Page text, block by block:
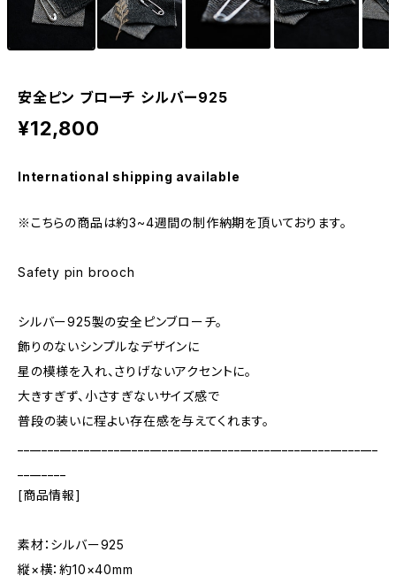
安全ピン ブローチ シルバー925
¥12,800
International shipping available
※こちらの商品は約3~4週間の制作納期を頂いております。
Safety pin brooch
シルバー925製の安全ピンブローチ。
飾りのないシンプルなデザインに
星の模様を入れ、さりげないアクセントに。
大きすぎず、小さすぎないサイズ感で
普段の装いに程よい存在感を与えてくれます。
[商品情報]
素材：シルバー925
縦×横：約10×40mm